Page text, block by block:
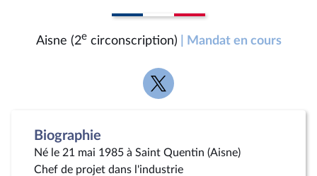
Aisne (2ecirconscription) | Mandat en cours
Voir
la
Biographie
Né le 21 mai 1985 à Saint Quentin (Aisne)
Chef de projet dans l'industrie